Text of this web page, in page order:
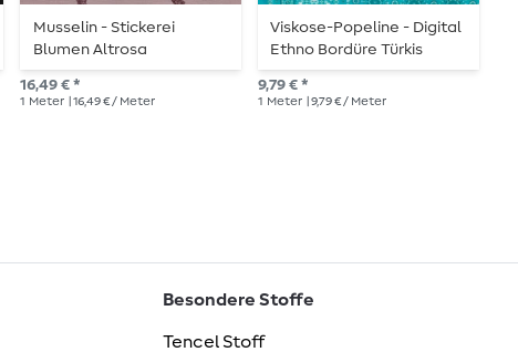
Musselin - Stickerei
Blumen Altrosa
16,49 € *
1 Meter | 16,49 € / Meter
Viskose-Popeline - Digital
Ethno Bordüre Türkis
9,79 € *
1 Meter | 9,79 € / Meter
Besondere Stoffe
Tencel Stoff